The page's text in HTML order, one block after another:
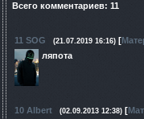
Всего комментариев: 11
11 SOG (21.07.2019 16:16) [
ляпота
10 Albert (02.09.2013 12:38) [